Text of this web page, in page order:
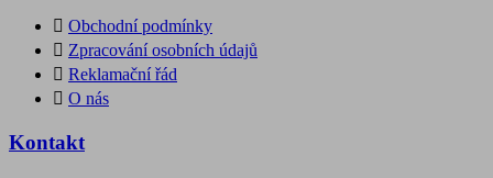
 Obchodní podmínky
 Zpracování osobních údajů
 Reklamační řád
 O nás
Kontakt